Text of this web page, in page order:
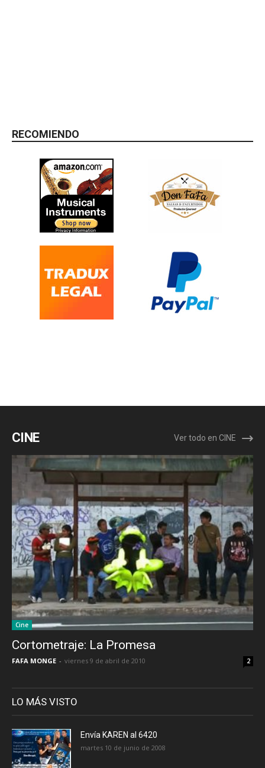
RECOMIENDO
CINE Ver todo en CINE
Cine
Cortometraje: La Promesa
FAFA MONGE - viernes 9 de abril de 2010 2
LO MÁS VISTO
Envía KAREN al 6420
martes 10 de junio de 2008